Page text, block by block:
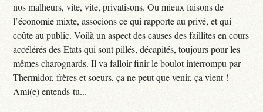
nos malheurs, vite, vite, privatisons. Ou mieux faisons de
l’économie mixte, associons ce qui rapporte au privé, et qui
coûte au public. Voilà un aspect des causes des faillites en cours
accélérés des Etats qui sont pillés, décapités, toujours pour les
mêmes charognards. Il va falloir finir le boulot interrompu par
Thermidor, frères et soeurs, ça ne peut que venir, ça vient !
Ami(e) entends-tu...